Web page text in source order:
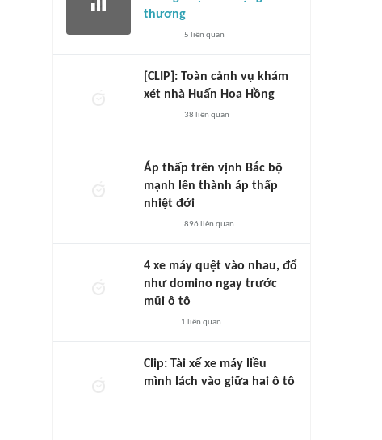
thương
5 liên quan
[CLIP]: Toàn cảnh vụ khám
xét nhà Huấn Hoa Hồng
38 liên quan
Áp thấp trên vịnh Bắc bộ
mạnh lên thành áp thấp
nhiệt đới
896 liên quan
4 xe máy quệt vào nhau, đổ
như domino ngay trước
mũi ô tô
1 liên quan
Clip: Tài xế xe máy liều
mình lách vào giữa hai ô tô